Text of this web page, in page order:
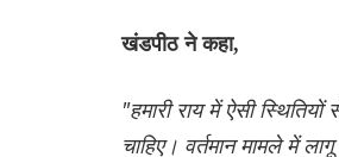
खंडपीठ ने कहा,
"हमारी राय में ऐसी
चाहिए। वर्तमान मामले में